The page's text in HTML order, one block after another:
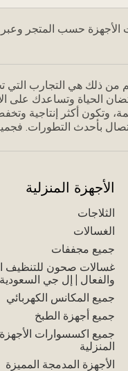
حسب المتجر
من ذلك هي التجارب
الحياة وتساعدك على
وتكون أكثر إنتاجية
بأحدث التطورات.
الأجهزة المنزلية
الثلاجات
الغسالات
جميع مجففات
غسالات صحون للتنظيف
والفعال | إل جي السعودية
جميع المكانس الكهربائي
جميع أجهزة الطبخ
جميع اكسسوارات الأجهزة
المنزلية
الأجهزة المدمجة المميزة